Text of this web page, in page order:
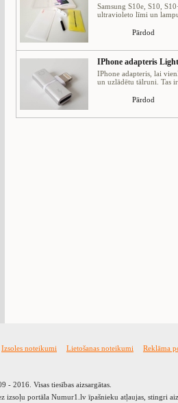
Samsung S10e, S10,
ultravioleto līmi un
Pārdod
IPhone adapteris
IPhone adapteris, lai
un uzlādētu tālruni. Tas
Pārdod
Izsoles noteikumi Lietošanas noteikumi
Reklāma
2016. Visas tiesības aizsargātas.
izsoļu portāla Numur1.lv īpašnieku atļaujas, stingri